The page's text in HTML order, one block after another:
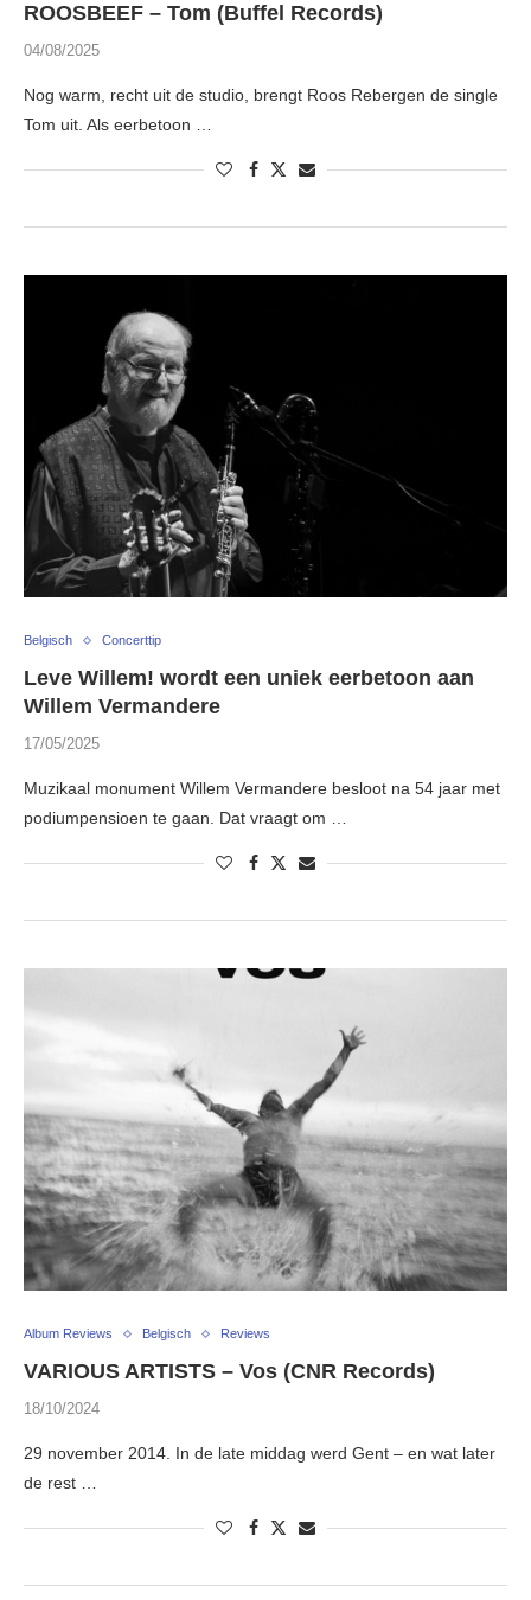
ROOSBEEF – Tom (Buffel Records)
04/08/2025
Nog warm, recht uit de studio, brengt Roos Rebergen de single
Tom uit. Als eerbetoon …
Belgisch Concerttip
Leve Willem! wordt een uniek eerbetoon aan
Willem Vermandere
17/05/2025
Muzikaal monument Willem Vermandere besloot na 54 jaar met
podiumpensioen te gaan. Dat vraagt om …
Album Reviews Belgisch Reviews
VARIOUS ARTISTS – Vos (CNR Records)
18/10/2024
29 november 2014. In de late middag werd Gent – en wat later
de rest …